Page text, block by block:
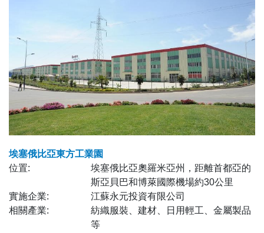
埃塞俄比亞東方工業園
位置:
埃塞俄比亞奧羅米亞州，距離首都亞的
斯亞貝巴和博萊國際機場約30公里
實施企業:
江蘇永元投資有限公司
相關產業:
紡織服裝、建材、日用輕工、金屬製品
等